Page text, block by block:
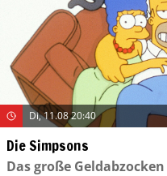
Di, 11.08 20:40
Die Simpsons
Das große Geldabzocken